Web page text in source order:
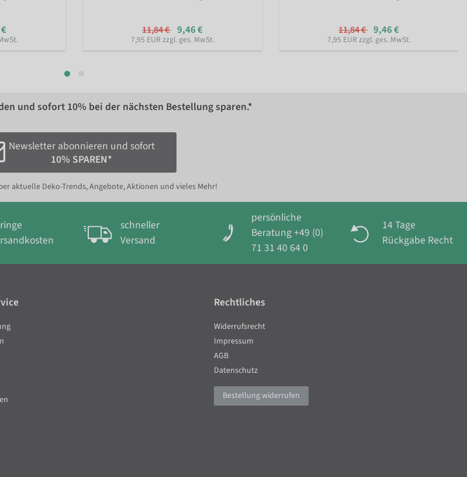
11,84 € 9,46 €
7,95 EUR zzgl. ges. MwSt.
11,84 € 9,46 €
7,95 EUR zzgl. ges. MwSt.
und sofort10% bei der nächsten Bestellung sparen.*
Newsletter abonnieren und sofort
10% SPAREN*
aktuelle Deko-Trends, Angebote, Aktionen und vieles Mehr!
schneller
Versand
persönliche
Beratung +49 (0)
71 31 40 64 0
14 Tage
Rückgabe Recht
Rechtliches
Widerrufsrecht
Impressum
AGB
Datenschutz
Bestellung widerrufen